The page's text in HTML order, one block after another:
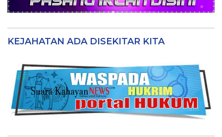
KEJAHATAN ADA DISEKITAR KITA